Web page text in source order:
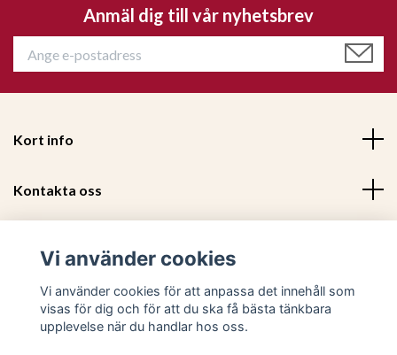
479 kr 299 kr
Anmäl dig till vår nyhetsbrev
Kort info
Kontakta oss
Sociala medier
Vi använder cookies
Vi använder cookies för att anpassa det innehåll som
visas för dig och för att du ska få bästa tänkbara
upplevelse när du handlar hos oss.